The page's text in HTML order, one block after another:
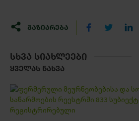
ᲒᲐᲖᲘᲐᲠᲔᲑᲐ
ᲡᲮᲕᲐ ᲡᲘᲐᲮᲚᲔᲔᲑᲘ
ᲧᲕᲔᲚᲐᲡ ᲜᲐᲮᲕᲐ